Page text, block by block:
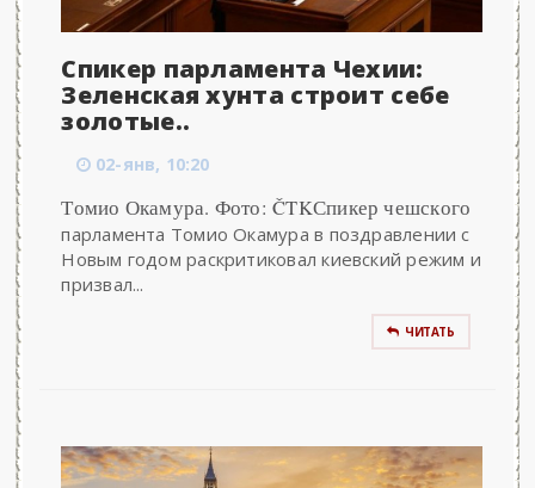
Спикер парламента Чехии:
Зеленская хунта строит себе
золотые..
02-янв, 10:20
Томио Окамура. Фото: ČTKСпикер чешского
парламента Томио Окамура в поздравлении с
Новым годом раскритиковал киевский режим и
призвал...
ЧИТАТЬ